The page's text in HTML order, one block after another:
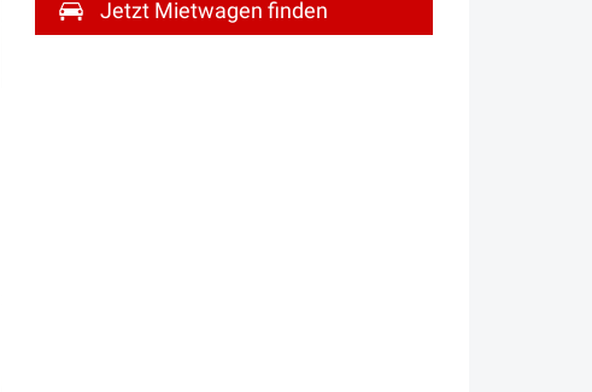
Jetzt Mietwagen finden